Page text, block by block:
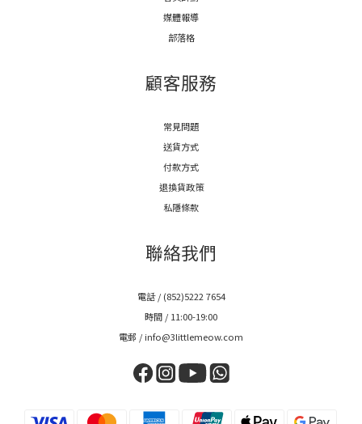
媒體報導
部落格
顧客服務
常見問題
送貨方式
付款方式
退換貨政策
私隱條款
聯絡我們
電話 / (852)5222 7654
時間 / 11:00-19:00
電郵 / info@3littlemeow.com